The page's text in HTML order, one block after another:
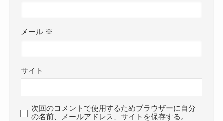
メール ※
サイト
次回のコメントで使用するためブラウザーに自分
の名前、メールアドレス、サイトを保存する。